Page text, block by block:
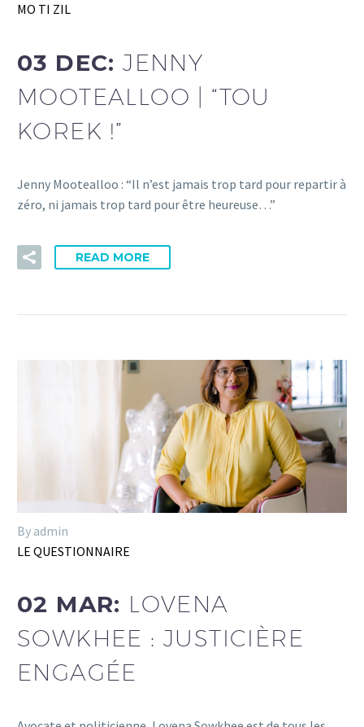
MO TI ZIL
03 DEC:JENNY
MOOTEALLOO | “TOU
KOREK !”
Jenny Mootealloo : “Il n’est jamais trop tard pour repartir à
zéro, ni jamais trop tard pour être heureuse…”
READ MORE
By admin
LE QUESTIONNAIRE
02 MAR: LOVENA
SOWKHEE : JUSTICIÈRE
ENGAGÉE